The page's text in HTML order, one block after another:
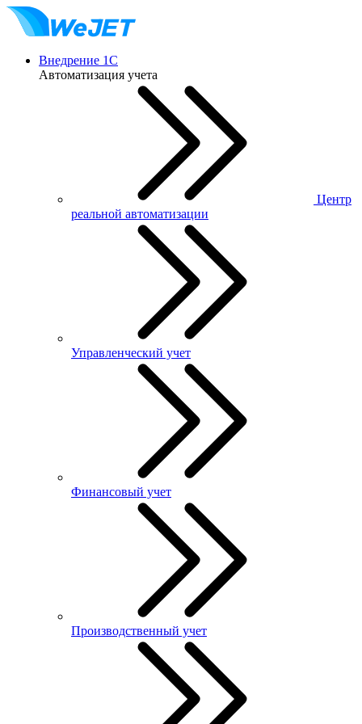
Внедрение 1С
Автоматизация учета
Центр
реальной автоматизации
Управленческий учет
Финансовый учет
Производственный учет